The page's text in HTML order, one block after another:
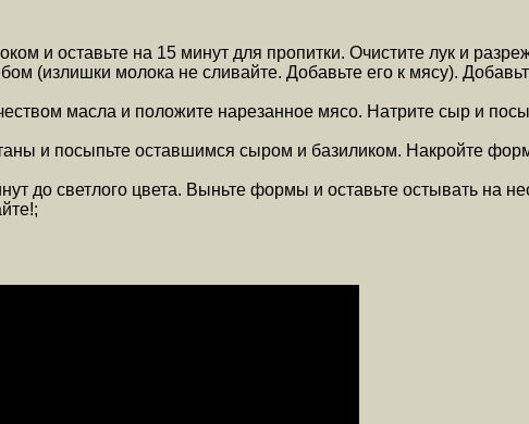
и оставьте на 15 минут для пропитки. Очистите лук и
(излишки молока не сливайте. Добавьте его к мясу).
масла и положите нарезанное мясо. Натрите сыр и
и посыпьте оставшимся сыром и базиликом. Накройте
до светлого цвета. Выньте формы и оставьте остывать на